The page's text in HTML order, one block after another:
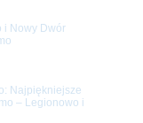
i Nowy Dwór
Najpiękniejsze
– Legionowo i